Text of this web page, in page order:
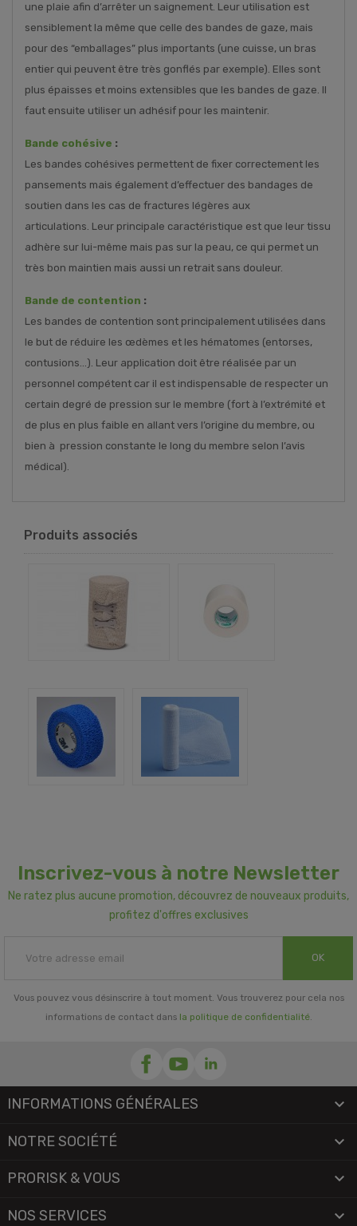
une plaie afin d’arrêter un saignement. Leur utilisation est
sensiblement la même que celle des bandes de gaze, mais
pour des “emballages” plus importants (une cuisse, un bras
entier qui peuvent être très gonflés par exemple). Elles sont
plus épaisses et moins extensibles que les bandes de gaze. Il
faut ensuite utiliser un adhésif pour les maintenir.
Bande cohésive :
Les bandes cohésives permettent de fixer correctement les
pansements mais également d’effectuer des bandages de
soutien dans les cas de fractures légères aux
articulations. Leur principale caractéristique est que leur tissu
adhère sur lui-même mais pas sur la peau, ce qui permet un
très bon maintien mais aussi un retrait sans douleur.
Bande de contention :
Les bandes de contention sont principalement utilisées dans
le but de réduire les œdèmes et les hématomes (entorses,
contusions…). Leur application doit être réalisée par un
personnel compétent car il est indispensable de respecter un
certain degré de pression sur le membre (fort à l’extrémité et
de plus en plus faible en allant vers l’origine du membre, ou
bien à pression constante le long du membre selon l’avis
médical).
Produits associés
Inscrivez-vous à notre Newsletter
Ne ratez plus aucune promotion, découvrez de nouveaux produits,
profitez d'offres exclusives
OK
Vous pouvez vous désinscrire à tout moment. Vous trouverez pour cela nos
informations de contact dans la politique de confidentialité.
INFORMATIONS GÉNÉRALES 
NOTRE SOCIÉTÉ 
PRORISK & VOUS 
NOS SERVICES 